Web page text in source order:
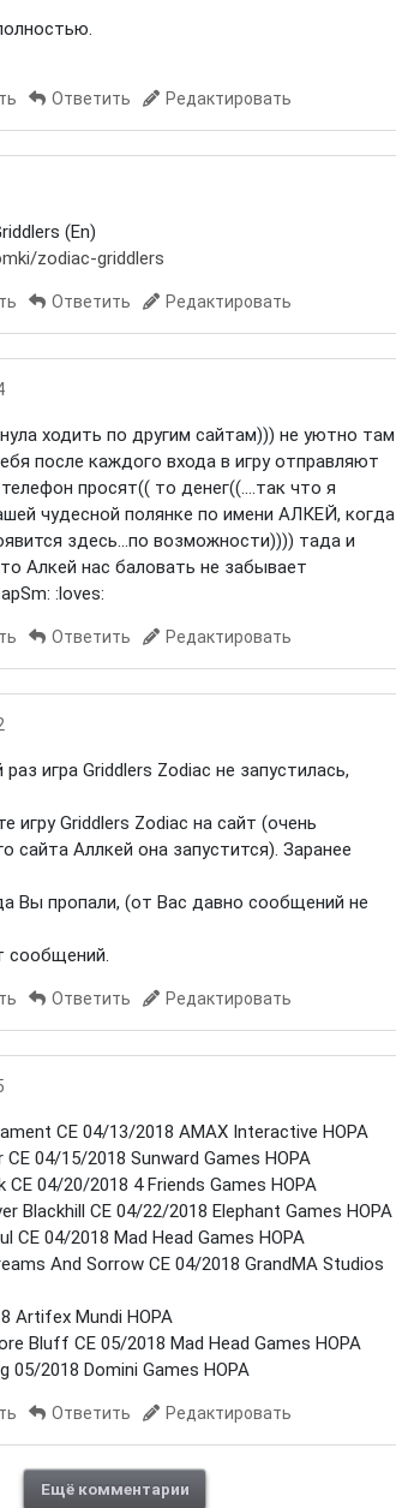
Ответить Редактировать
(En)
zodiac-griddlers
Ответить Редактировать
ходить по другим сайтам))) не уютно там
после каждого входа в игру отправляют
просят(( то денег((....так что я
чудесной полянке по имени АЛКЕЙ, когда
здесь...по возможности)))) тада и
Алкей нас баловать не забывает
:loves:
Ответить Редактировать
игра Griddlers Zodiac не запустилась,
игру Griddlers Zodiac на сайт (очень
сайта Аллкей она запустится). Заранее
Вы пропали, (от Вас давно сообщений не
сообщений.
Ответить Редактировать
CE 04/13/2018 AMAX Interactive HOPA
04/15/2018 Sunward Games HOPA
04/20/2018 4 Friends Games HOPA
Blackhill CE 04/22/2018 Elephant Games HOPA
CE 04/2018 Mad Head Games HOPA
And Sorrow CE 04/2018 GrandMA Studios
Artifex Mundi HOPA
Bluff CE 05/2018 Mad Head Games HOPA
05/2018 Domini Games HOPA
Ответить Редактировать
Ещё комментарии